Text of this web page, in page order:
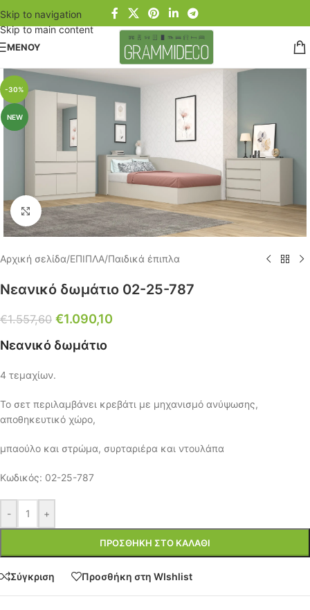
Skip to navigation
Skip to main content
ΜΕΝΟΥ
-30%
NEW
Click to enlarge
Αρχική σελίδα/ΕΠΙΠΛΑ/Παιδικά έπιπλα
Νεανικό δωμάτιο 02-25-787
€1.557,60 €1.090,10
Νεανικό δωμάτιο
4 τεμαχίων.
Το σετ περιλαμβάνει κρεβάτι με μηχανισμό ανύψωσης,
αποθηκευτικό χώρο,
μπαούλο και στρώμα, συρταριέρα και ντουλάπα
Κωδικός: 02-25-787
- +
ΠΡΟΣΘΉΚΗ ΣΤΟ ΚΑΛΆΘΙ
Σύγκριση Προσθήκη στη WIshlist